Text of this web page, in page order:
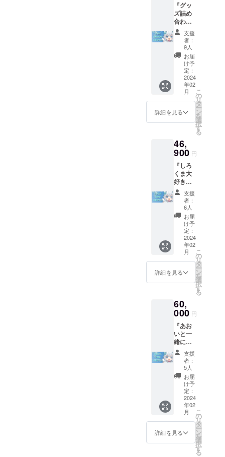
『グッ
ズ詰め
合わせ
応援プ
ラン』
・3Dお
礼ムー
ビー ・
一言ボ
イス（3
種） ・
描きお
ろしSD
アクリ
ルキー
ホル
3D記念
動画へ
のお名
前掲載
※備考欄
にお名
前の記
入をお
願いし
ます。
・直筆
サイン
とお名
前入り
チェキ
・シ
チュ
（3種）
＋ ★3D
お披露
目配信
の2次会
へご招
待 ★描
きおろ
しSDダ
イカッ
トクッ
ション
★描き
おろし
SDパス
ケース
支援
者：
9人
お届
け予
定：
2024
年02
月
詳細を見る
こ
の
リ
タ
ー
ン
を
選
択
す
る
46,
900 円
『しろ
くま大
好き応
援プラ
ン』 ・
3Dお礼
ムー
ビー ・
一言ボ
イス（3
種） ・
描きお
ろしSD
アクリ
ルキー
ホル
3D記念
動画へ
のお名
前掲載
※備考欄
にお名
前の記
入をお
願いし
ます。
・直筆
サイン
とお名
前入り
チェキ
・シ
チュ
支援
者：
6人
お届
け予
定：
2024
年02
月
詳細を見る
こ
の
リ
タ
ー
ン
を
選
択
す
る
60,
000 円
『あお
いと一
緒に応
援プラ
ン』 ・
3Dお礼
ムー
ビー ・
一言ボ
イス（3
種） ・
描きお
ろしSD
アクリ
ルキー
ホル
支援
者：
5人
お届
け予
定：
2024
年02
月
詳細を見る
こ
の
リ
タ
ー
ン
を
選
択
す
る